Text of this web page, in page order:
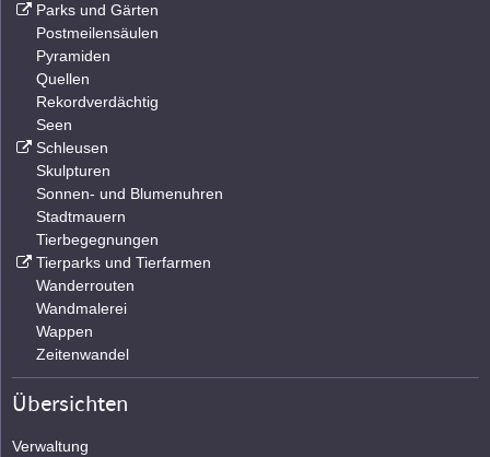
Parks und Gärten
Postmeilensäulen
Pyramiden
Quellen
Rekordverdächtig
Seen
Schleusen
Skulpturen
Sonnen- und Blumenuhren
Stadtmauern
Tierbegegnungen
Tierparks und Tierfarmen
Wanderrouten
Wandmalerei
Wappen
Zeitenwandel
Übersichten
Verwaltung